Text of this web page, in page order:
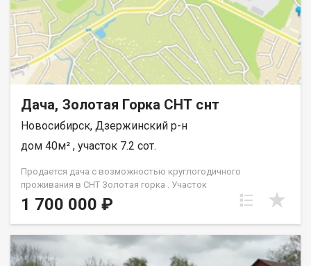
Дача, Золотая Горка СНТ снт
Новосибирск, Дзержинский р-н
дом 40м² , участок 7.2 сот.
Продается дача с возможностью круглогодичного
проживания в СНТ Золотая горка . Участок
7.2м.кв.сухой,незатопляемый,ровный,разработан.Огорожен
забором из профлиста. Подойдет под строительство по
ипотеке. Помогу с выбором ипотечной программы и
получением кредитного решения, проведу показ на объекте,
организую экскурсию к застройщикам- в общем могу дать
полный расклад по рынку загородной недвижимост и помогу
1 700 000 ₽